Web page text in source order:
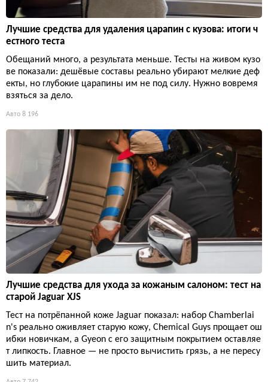
Лучшие средства для удаления царапин с кузова: итоги ч
естного теста
Обещаний много, а результата меньше. Тесты на живом кузо
ве показали: дешёвые составы реально убирают мелкие деф
екты, но глубокие царапины им не под силу. Нужно вовремя
взяться за дело.
Авто 8 196
Лучшие средства для ухода за кожаным салоном: тест на
старой Jaguar XJS
Тест на потрёпанной коже Jaguar показал: набор Chamberlai
n's реально оживляет старую кожу, Chemical Guys прощает ош
ибки новичкам, а Gyeon с его защитным покрытием оставляе
т липкость. Главное — не просто вычистить грязь, а не пересу
шить материал.